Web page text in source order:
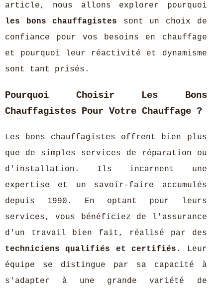
article, nous allons explorer pourquoi
les bons chauffagistes sont un choix de
confiance pour vos besoins en chauffage
et pourquoi leur réactivité et dynamisme
sont tant prisés.
Pourquoi Choisir Les Bons
Chauffagistes Pour Votre Chauffage ?
Les bons chauffagistes offrent bien plus
que de simples services de réparation ou
d'installation. Ils incarnent une
expertise et un savoir-faire accumulés
depuis 1990. En optant pour leurs
services, vous bénéficiez de l'assurance
d'un travail bien fait, réalisé par des
techniciens qualifiés et certifiés . Leur
équipe se distingue par sa capacité à
s'adapter à une grande variété de